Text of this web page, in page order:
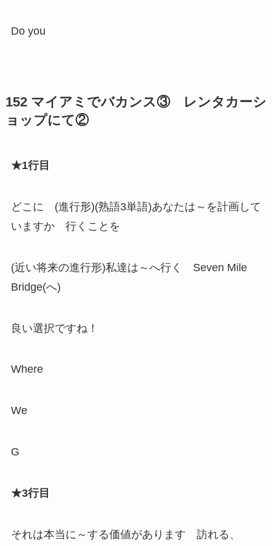
Do you
152 マイアミでバカンス③ レンタカーシ
ョップにて②
★1行目
どこに (進行形)(熟語3単語)あなたは～を計画して
いますか 行くことを
(近い将来の進行形)私達は～へ行く Seven Mile
Bridge(へ)
良い選択ですね！
Where
We
G
★3行目
それは本当に～する価値があります 訪れる、